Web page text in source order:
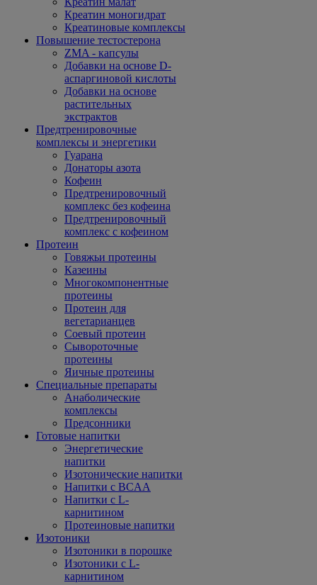
Креатин моногидрат
Креатиновые комплексы
Повышение тестостерона
ZMA - капсулы
Добавки на основе D-
аспаргиновой кислоты
Добавки на основе
растительных
экстрактов
Предтренировочные
комплексы и энергетики
Гуарана
Донаторы азота
Кофеин
Предтренировочный
комплекс без кофеина
Предтренировочный
комплекс с кофеином
Протеин
Говяжьи протеины
Казеины
Многокомпонентные
протеины
Протеин для
вегетарианцев
Соевый протеин
Сывороточные
протеины
Яичные протеины
Специальные препараты
Анаболические
комплексы
Предсонники
Готовые напитки
Энергетические
напитки
Изотонические напитки
Напитки с BCAA
Напитки с L-
карнитином
Протеиновые напитки
Изотоники
Изотоники в порошке
Изотоники с L-
карнитином